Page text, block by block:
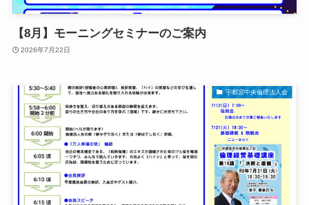
【8月】モーニングセミナーのご案内
2026年7月22日
宇都宮中央倫理法人会